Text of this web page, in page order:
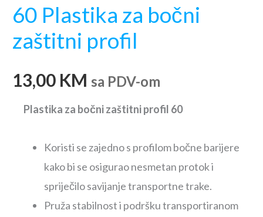
60 Plastika za bočni
zaštitni profil
13,00 KM sa PDV-om
Plastika za bočni zaštitni profil 60
Koristi se zajedno s profilom bočne barijere
kako bi se osigurao nesmetan protok i
spriječilo savijanje transportne trake.
Pruža stabilnost i podršku transportiranom